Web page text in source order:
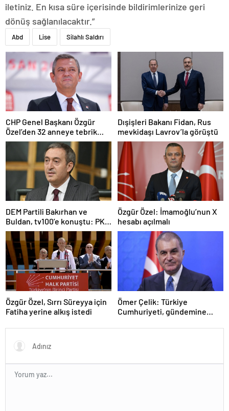
iletiniz. En kısa süre içerisinde bildirimlerinize geri
dönüş sağlanılacaktır.”
Abd Lise Silahlı Saldırı
CHP Genel Başkanı Özgür
Özel’den 32 anneye tebrik
telefonu
Dışişleri Bakanı Fidan, Rus
mevkidaşı Lavrov’la görüştü
DEM Partili Bakırhan ve
Buldan, tv100’e konuştu: PKK
ne zaman kendini feshedecek
Özgür Özel: İmamoğlu’nun X
hesabı açılmalı
Özgür Özel, Sırrı Süreyya için
Fatiha yerine alkış istedi
Ömer Çelik: Türkiye
Cumhuriyeti, gündemine